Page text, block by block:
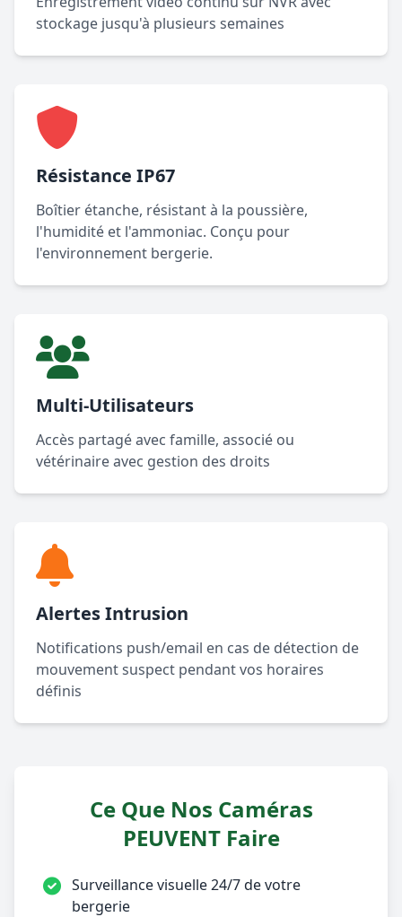
stockage jusqu'à plusieurs semaines
Résistance IP67
Boîtier étanche, résistant à la poussière,
l'humidité et l'ammoniac. Conçu pour
l'environnement bergerie.
Multi-Utilisateurs
Accès partagé avec famille, associé ou
vétérinaire avec gestion des droits
Alertes Intrusion
Notifications push/email en cas de détection de
mouvement suspect pendant vos horaires
définis
Ce Que Nos Caméras
PEUVENT Faire
Surveillance visuelle 24/7 de votre
bergerie